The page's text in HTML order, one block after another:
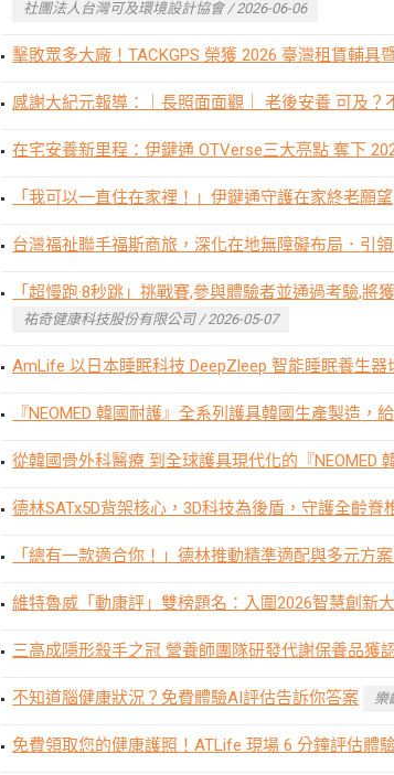
社團法人台灣可及環境設計協會 / 2026-06-06
擊敗眾多大廠！TACKGPS 榮獲 2026 臺灣租賃輔具
感謝大紀元報導：｜長照面面觀｜ 老後安養 可及？
在宅安養新里程：伊鍵通 OTVerse三大亮點 奪下
「我可以一直住在家裡！」伊鍵通守護在家終老願望
台灣福祉聯手福斯商旅，深化在地無障礙布局．引
「超慢跑·8秒跳」挑戰賽,參與體驗者並通過考驗,
祐奇健康科技股份有限公司 / 2026-05-07
AmLife 以日本睡眠科技 DeepZleep 智能睡眠養生
『NEOMED 韓國耐護』全系列護具韓國生產製造，
從韓國骨外科醫療 到全球護具現代化的『NEOMED
德林SATx5D背架核心，3D科技為後盾，守護全齡脊
「總有一款適合你！」德林推動精準適配與多元方
維特魯威「動康評」雙榜題名：入圍2026智慧創新
三高成隱形殺手之冠 營養師團隊研發代謝保養品獲
不知道腦健康狀況？免費體驗AI評估告訴你答案 樂
免費領取您的健康護照！ATLife 現場 6 分鐘評估體